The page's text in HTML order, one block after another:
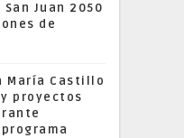
Juan 2050
de
María Castillo
proyectos